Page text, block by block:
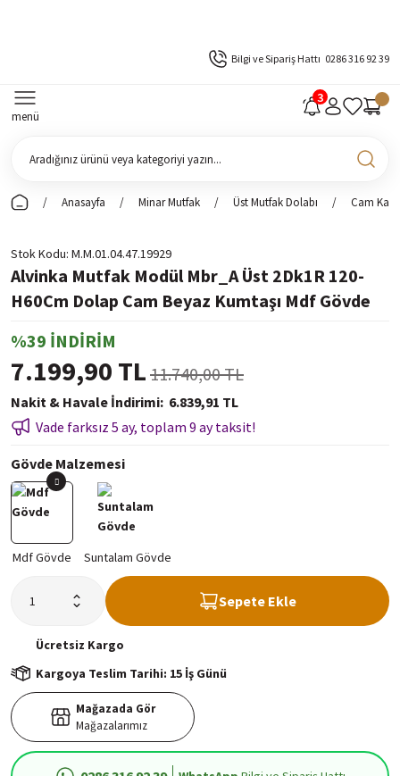
Bilgi ve Sipariş Hattı 0286 316 92 39
menü
Anasayfa Minar Mutfak Üst Mutfak Dolabı Cam
Stok Kodu M.M.01.04.47.19929
Alvinka Mutfak Modül Mbr_A Üst 2Dk1R 120-
H60Cm Dolap Cam Beyaz Kumtaşı Mdf Gövde
%39 İNDİRİM
7.199,90 TL 11.740,00 TL
Nakit & Havale İndirimi 6.839,91 TL
Vade farksız 5 ay, toplam 9 ay taksit!
Gövde Malzemesi
Sepete Ekle
Ücretsiz Kargo
Kargoya Teslim Tarihi: 15 İş Günü
Mağazada Gör
Mağazalarımız